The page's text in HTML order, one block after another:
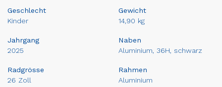
Geschlecht
Kinder
Gewicht
14,90 kg
Jahrgang
2025
Naben
Aluminium, 36H, schwarz
Radgrösse
26 Zoll
Rahmen
Aluminium